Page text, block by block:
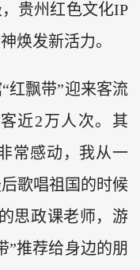
贵州红色文化IP
焕发新活力。
红飘带”迎来客流
近2万人次。其
常感动，我从一
歌唱祖国的时候
思政课老师，游
”推荐给身边的朋